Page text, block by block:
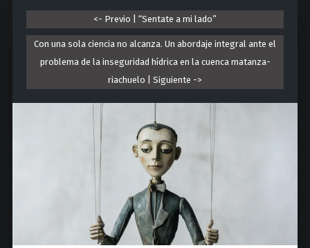
r
s
i
d
a
d
N
a
c
i
o
n
a
l
<- Previo | “Sentate a mi lado”
Con una sola ciencia no alcanza. Un abordaje integral ante el
problema de la inseguridad hídrica en la cuenca matanza-
riachuelo | Siguiente ->